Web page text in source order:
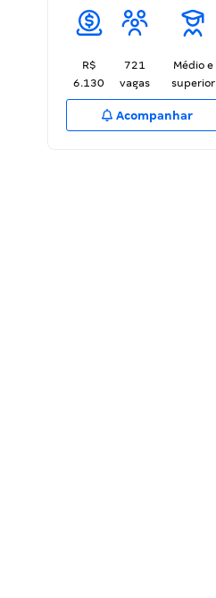
R$
6.130
721
vagas
Médio e
superior
Acompanhar